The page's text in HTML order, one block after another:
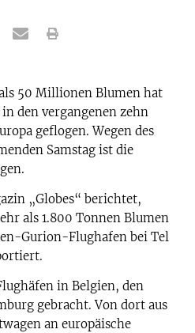
50 Millionen Blumen hat
den vergangenen zehn
geflogen. Wegen des
Samstag ist die
„Globes“ berichtet,
als 1.800 Tonnen Blumen
Gurion-Flughafen bei Tel
in Belgien, den
gebracht. Von dort aus
an europäische